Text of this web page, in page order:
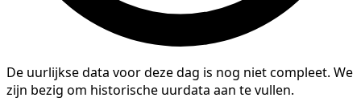
De uurlijkse data voor deze dag is nog niet compleet. We
zijn bezig om historische uurdata aan te vullen.